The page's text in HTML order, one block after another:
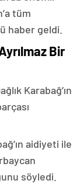
tüm
haber geldi.
Bir
Karabağ’ın
aidiyeti ile
söyledi.